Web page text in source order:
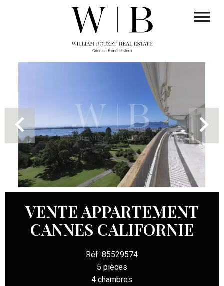
VENTE APPARTEMENT
CANNES CALIFORNIE
Réf. 85529574
5 pièces
4 chambres